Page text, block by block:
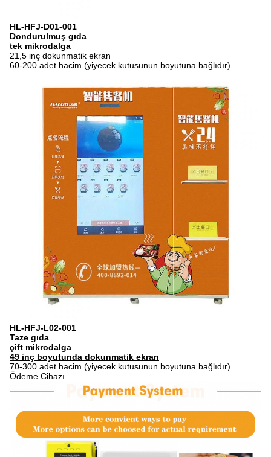
HL-HFJ-D01-001
Dondurulmuş gıda
tek mikrodalga
21,5 inç dokunmatik ekran
60-200 adet hacim (yiyecek kutusunun boyutuna bağlıdır)
HL-HFJ-L02-001
Taze gıda
çift ​​mikrodalga
49 inç boyutunda dokunmatik ekran
70-300 adet hacim (yiyecek kutusunun boyutuna bağlıdır)
Ödeme Cihazı